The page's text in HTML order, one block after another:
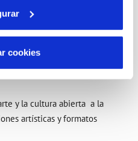
cookies
y la cultura abierta a la
artísticas y formatos